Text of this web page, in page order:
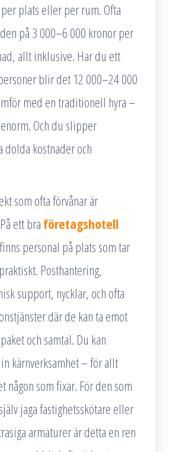
plats eller per rum. Ofta
på 3 000–6 000 kronor per
allt inklusive. Har du ett
blir det 12 000–24 000
med en traditionell hyra –
Och du slipper
dolda kostnader och
som ofta förvånar är
ett bra företagshotell
finns personal på plats som tar
Posthantering,
support, nycklar, och ofta
där de kan ta emot
och samtal. Du kan
kärnverksamhet – för allt
någon som fixar. För den som
jaga fastighetsskötare eller
armaturer är detta en ren